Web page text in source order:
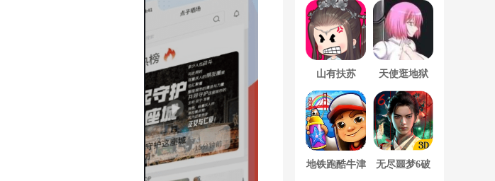
山有扶苏 天使逛地狱
地铁跑酷牛津 无尽噩梦6破